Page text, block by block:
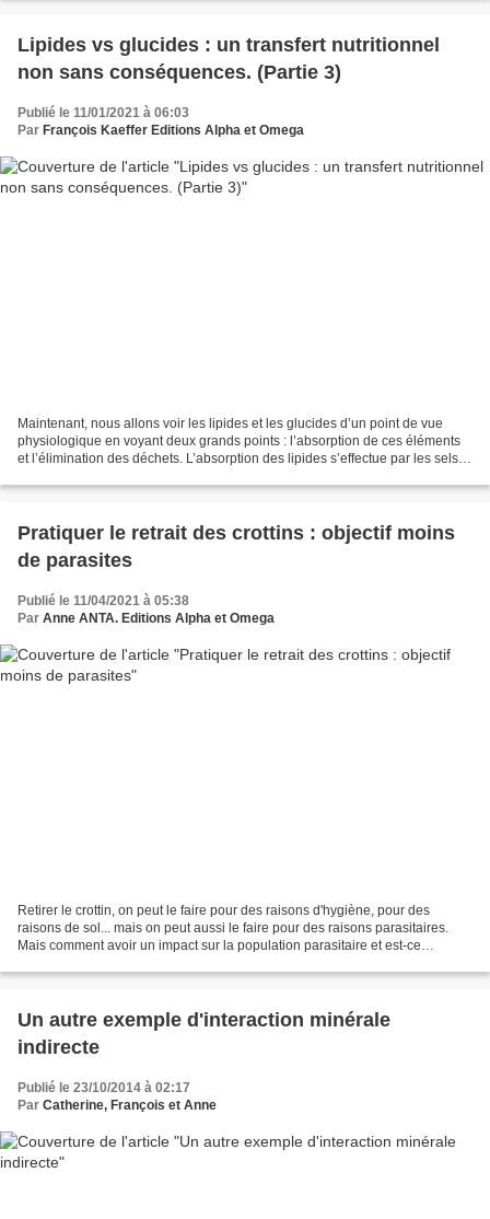
Lipides vs glucides : un transfert nutritionnel
non sans conséquences. (Partie 3)
Publié le 11/01/2021 à 06:03
Par François Kaeffer Editions Alpha et Omega
Maintenant, nous allons voir les lipides et les glucides d’un point de vue
physiologique en voyant deux grands points : l’absorption de ces éléments
et l’élimination des déchets. L’absorption des lipides s’effectue par les sels
Pratiquer le retrait des crottins : objectif moins
de parasites
Publié le 11/04/2021 à 05:38
Par Anne ANTA. Editions Alpha et Omega
Retirer le crottin, on peut le faire pour des raisons d'hygiène, pour des
raisons de sol... mais on peut aussi le faire pour des raisons parasitaires.
Mais comment avoir un impact sur la population parasitaire et est-ce
Un autre exemple d'interaction minérale
indirecte
Publié le 23/10/2014 à 02:17
Par Catherine, François et Anne